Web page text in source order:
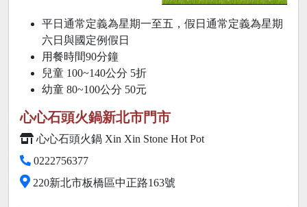
平日通常定義為星期一至五，假日通常定義為星期
六日與國定例假日
用餐時間90分鐘
兒童 100~140公分 5折
幼童 80~100公分 50元
心心石頭火鍋新北市門市
心心石頭火鍋 Xin Xin Stone Hot Pot
0222756377
220新北市板橋區中正路163號